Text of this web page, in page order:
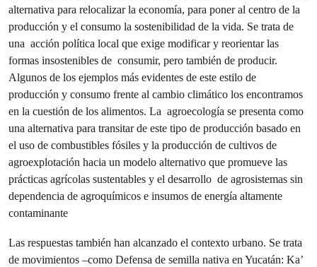
alternativa para relocalizar la economía, para poner al centro de la
producción y el consumo la sostenibilidad de la vida. Se trata de
una acción política local que exige modificar y reorientar las
formas insostenibles de consumir, pero también de producir.
Algunos de los ejemplos más evidentes de este estilo de
producción y consumo frente al cambio climático los encontramos
en la cuestión de los alimentos. La agroecología se presenta como
una alternativa para transitar de este tipo de producción basado en
el uso de combustibles fósiles y la producción de cultivos de
agroexplotación hacia un modelo alternativo que promueve las
prácticas agrícolas sustentables y el desarrollo de agrosistemas sin
dependencia de agroquímicos e insumos de energía altamente
contaminante
Las respuestas también han alcanzado el contexto urbano. Se trata
de movimientos –como Defensa de semilla nativa en Yucatán: Ka’